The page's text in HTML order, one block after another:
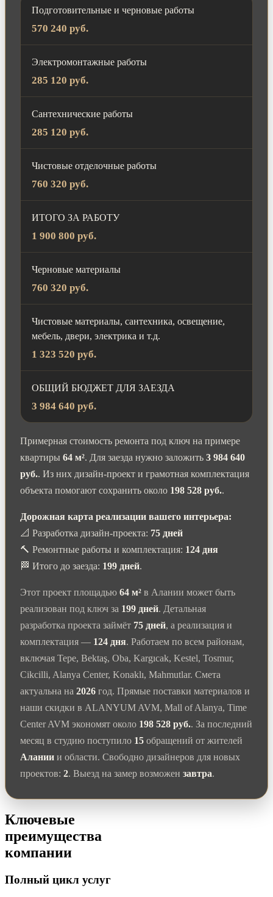
Подготовительные и черновые работы
570 240 руб.
Электромонтажные работы
285 120 руб.
Сантехнические работы
285 120 руб.
Чистовые отделочные работы
760 320 руб.
ИТОГО ЗА РАБОТУ
1 900 800 руб.
Черновые материалы
760 320 руб.
Чистовые материалы, сантехника, освещение,
мебель, двери, электрика и т.д.
1 323 520 руб.
ОБЩИЙ БЮДЖЕТ ДЛЯ ЗАЕЗДА
3 984 640 руб.
Примерная стоимость ремонта под ключ на примере
квартиры 64 м². Для заезда нужно заложить 3 984 640
руб.. Из них дизайн-проект и грамотная комплектация
объекта помогают сохранить около 198 528 руб..
Дорожная карта реализации вашего интерьера:
📐 Разработка дизайн-проекта: 75 дней
🔨 Ремонтные работы и комплектация: 124 дня
🏁 Итого до заезда: 199 дней.
Этот проект площадью 64 м² в Алании может быть
реализован под ключ за 199 дней. Детальная
разработка проекта займёт 75 дней, а реализация и
комплектация — 124 дня. Работаем по всем районам,
включая Tepe, Bektaş, Oba, Kargıcak, Kestel, Tosmur,
Cikcilli, Alanya Center, Konaklı, Mahmutlar. Смета
актуальна на 2026 год. Прямые поставки материалов и
наши скидки в ALANYUM AVM, Mall of Alanya, Time
Center AVM экономят около 198 528 руб.. За последний
месяц в студию поступило 15 обращений от жителей
Алании и области. Свободно дизайнеров для новых
проектов: 2. Выезд на замер возможен завтра.
Ключевые
преимущества
компании
Полный цикл услуг